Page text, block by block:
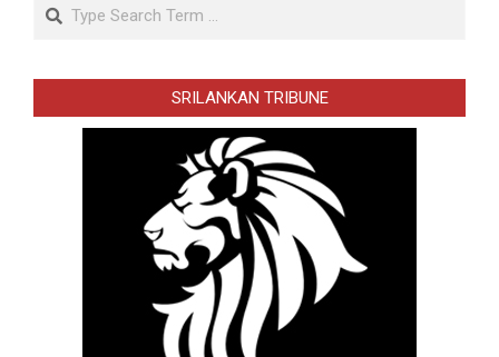
SRILANKAN TRIBUNE